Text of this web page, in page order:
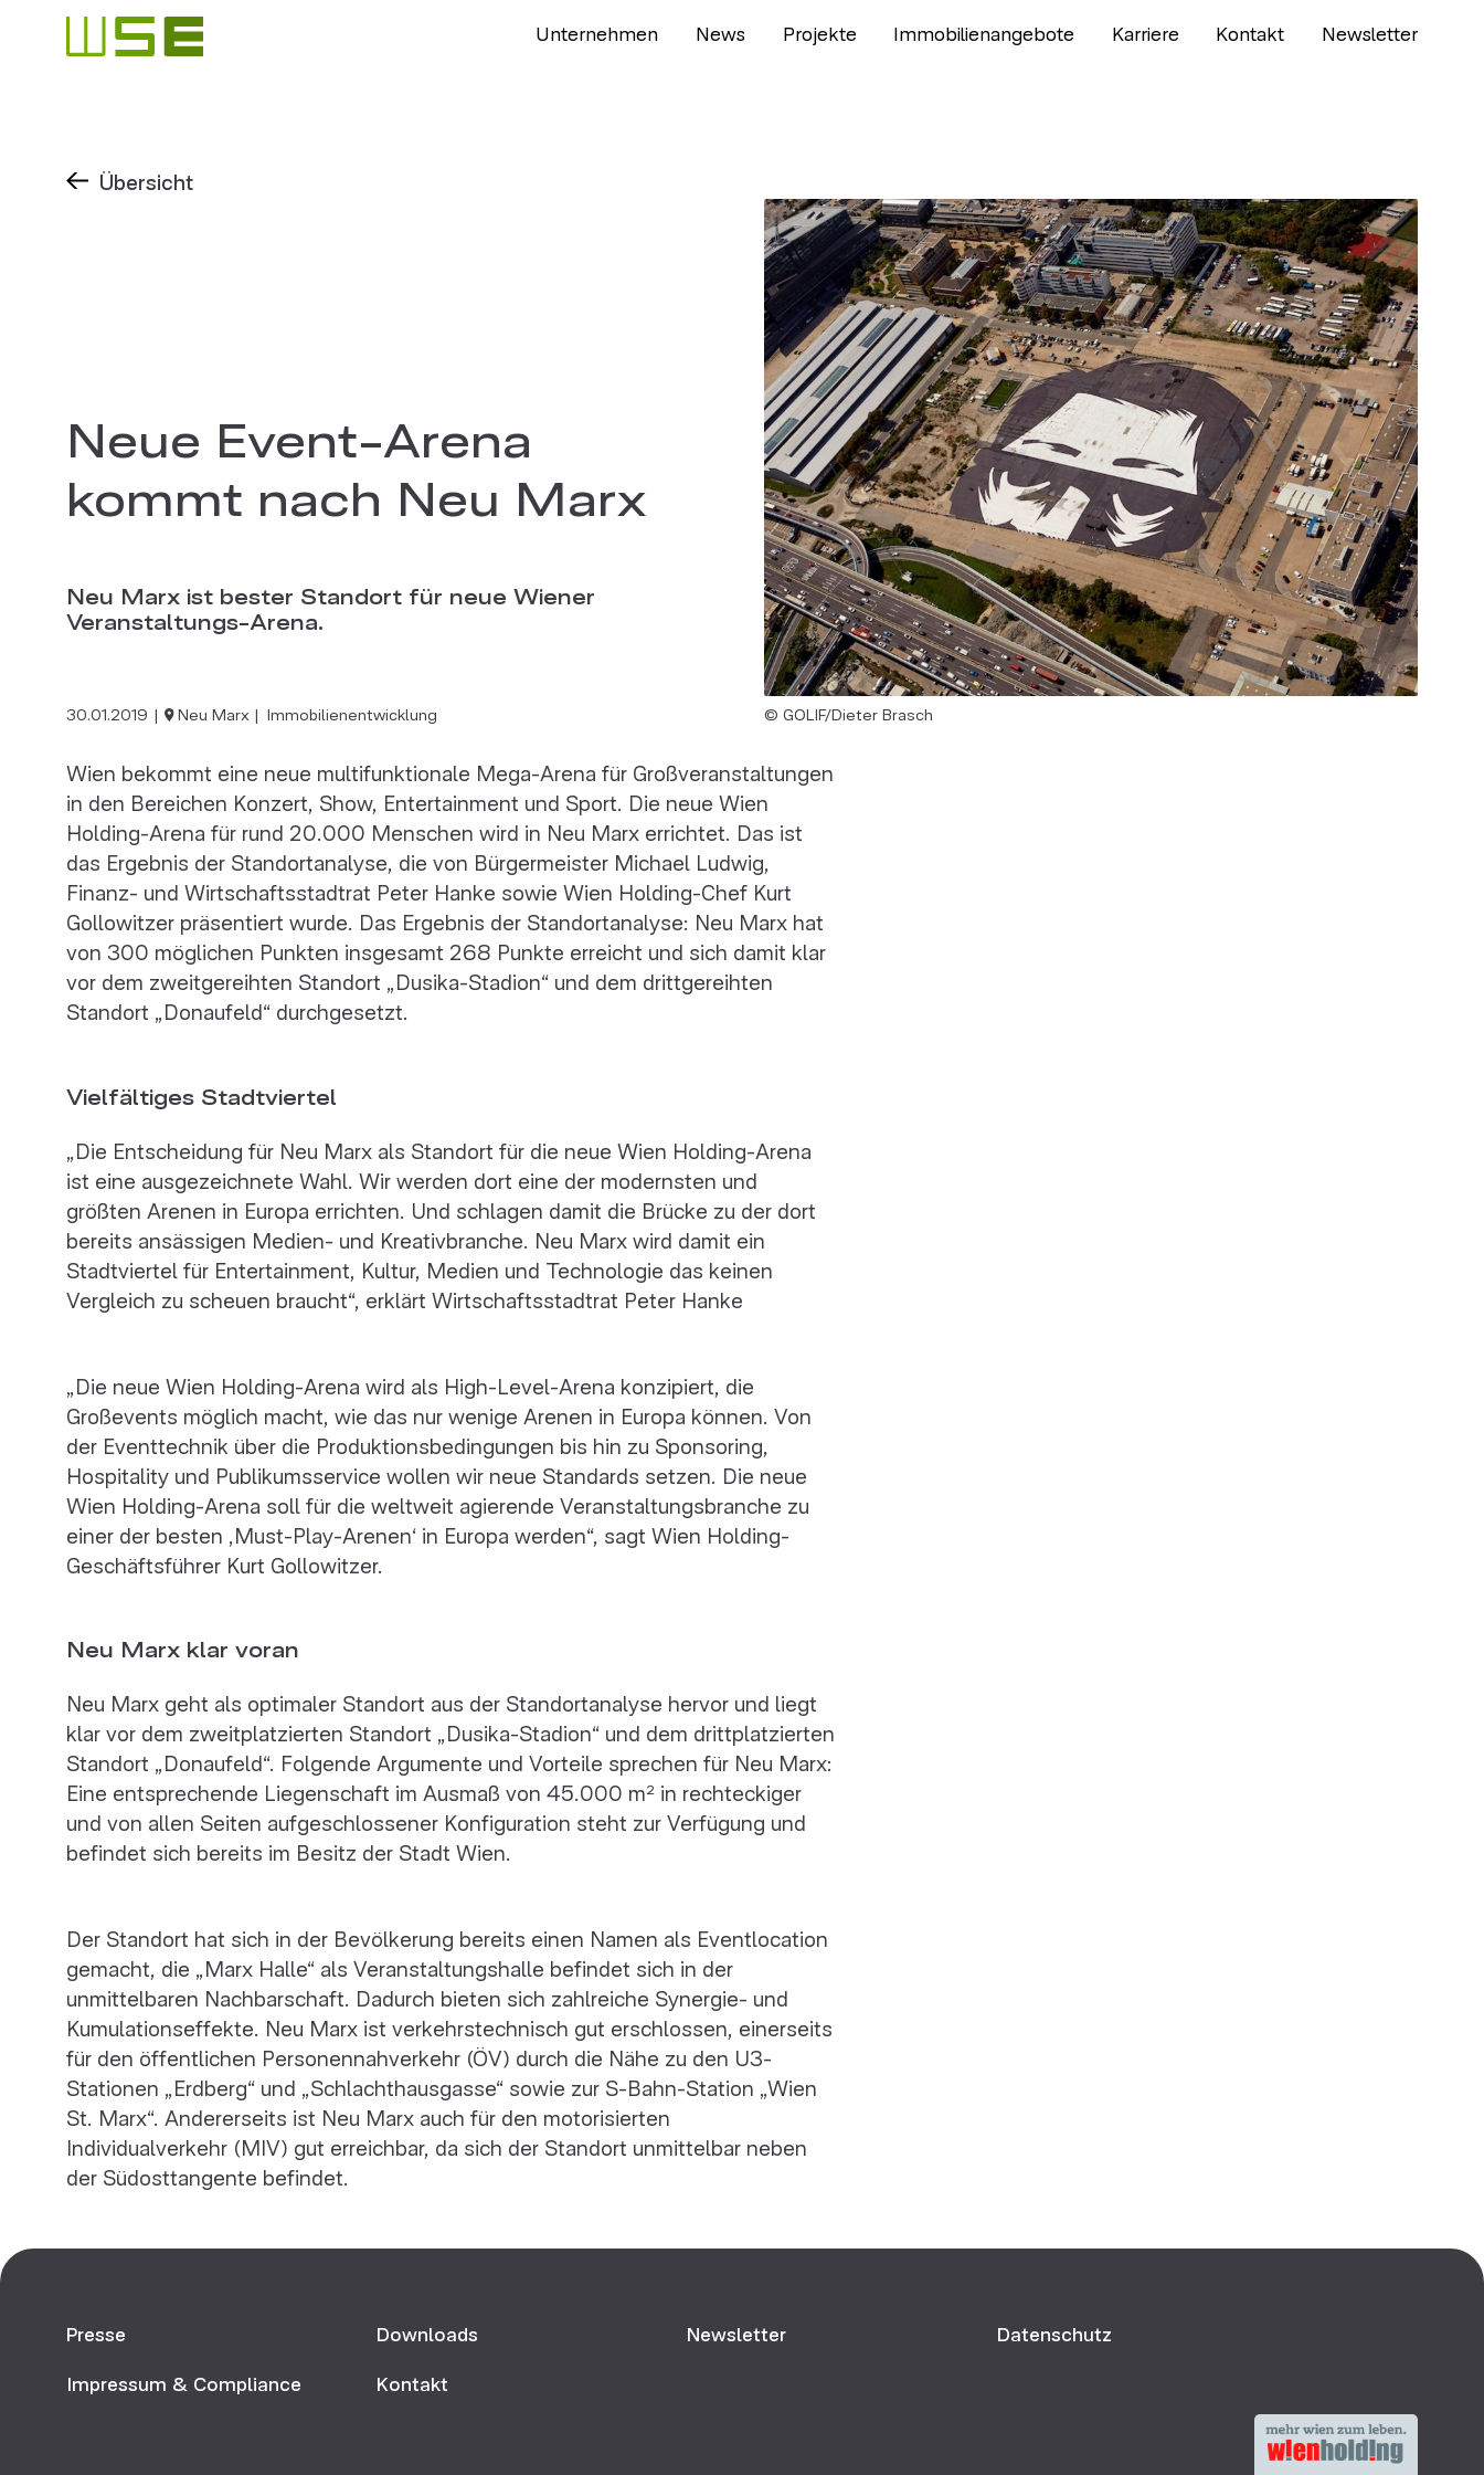
Unternehmen News Projekte Immobilienangebote Karriere Kontakt Newsletter
Übersicht
Neue Event-Arena
kommt nach Neu Marx
Neu Marx ist bester Standort für neue Wiener
Veranstaltungs-Arena.
30.01.2019 Neu Marx Immobilienentwicklung © GOLIF/Dieter Brasch
Wien bekommt eine neue multifunktionale Mega-Arena für Großveranstaltungen
in den Bereichen Konzert, Show, Entertainment und Sport. Die neue Wien
Holding-Arena für rund 20.000 Menschen wird in Neu Marx errichtet. Das ist
das Ergebnis der Standortanalyse, die von Bürgermeister Michael Ludwig,
Finanz- und Wirtschaftsstadtrat Peter Hanke sowie Wien Holding-Chef Kurt
Gollowitzer präsentiert wurde. Das Ergebnis der Standortanalyse: Neu Marx hat
von 300 möglichen Punkten insgesamt 268 Punkte erreicht und sich damit klar
vor dem zweitgereihten Standort „Dusika-Stadion“ und dem drittgereihten
Standort „Donaufeld“ durchgesetzt.
Vielfältiges Stadtviertel
„Die Entscheidung für Neu Marx als Standort für die neue Wien Holding-Arena
ist eine ausgezeichnete Wahl. Wir werden dort eine der modernsten und
größten Arenen in Europa errichten. Und schlagen damit die Brücke zu der dort
bereits ansässigen Medien- und Kreativbranche. Neu Marx wird damit ein
Stadtviertel für Entertainment, Kultur, Medien und Technologie das keinen
Vergleich zu scheuen braucht“, erklärt Wirtschaftsstadtrat Peter Hanke
„Die neue Wien Holding-Arena wird als High-Level-Arena konzipiert, die
Großevents möglich macht, wie das nur wenige Arenen in Europa können. Von
der Eventtechnik über die Produktionsbedingungen bis hin zu Sponsoring,
Hospitality und Publikumsservice wollen wir neue Standards setzen. Die neue
Wien Holding-Arena soll für die weltweit agierende Veranstaltungsbranche zu
einer der besten ‚Must-Play-Arenen‘ in Europa werden“, sagt Wien Holding-
Geschäftsführer Kurt Gollowitzer.
Neu Marx klar voran
Neu Marx geht als optimaler Standort aus der Standortanalyse hervor und liegt
klar vor dem zweitplatzierten Standort „Dusika-Stadion“ und dem drittplatzierten
Standort „Donaufeld“. Folgende Argumente und Vorteile sprechen für Neu Marx:
Eine entsprechende Liegenschaft im Ausmaß von 45.000 m² in rechteckiger
und von allen Seiten aufgeschlossener Konfiguration steht zur Verfügung und
befindet sich bereits im Besitz der Stadt Wien.
Der Standort hat sich in der Bevölkerung bereits einen Namen als Eventlocation
gemacht, die „Marx Halle“ als Veranstaltungshalle befindet sich in der
unmittelbaren Nachbarschaft. Dadurch bieten sich zahlreiche Synergie- und
Kumulationseffekte. Neu Marx ist verkehrstechnisch gut erschlossen, einerseits
für den öffentlichen Personennahverkehr (ÖV) durch die Nähe zu den U3-
Stationen „Erdberg“ und „Schlachthausgasse“ sowie zur S-Bahn-Station „Wien
St. Marx“. Andererseits ist Neu Marx auch für den motorisierten
Individualverkehr (MIV) gut erreichbar, da sich der Standort unmittelbar neben
der Südosttangente befindet.
Presse Downloads Newsletter
Datenschutz
Impressum & Compliance
Kontakt